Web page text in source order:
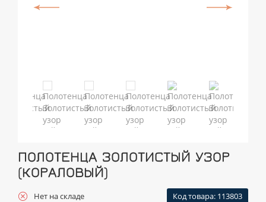
ПОЛОТЕНЦА ЗОЛОТИСТЫЙ УЗОР
(КОРАЛОВЫЙ)
Нет на складе Код товара: 113803